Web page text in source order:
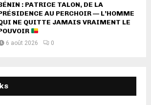
: PATRICE TALON, DE LA
AU PERCHOIR — L’HOMME
NE QUITTE JAMAIS VRAIMENT LE
6 août 2026 0